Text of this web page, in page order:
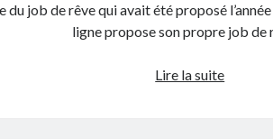
du job de rêve qui avait été proposé
ligne propose son propre job de
Lire la suiteChangez